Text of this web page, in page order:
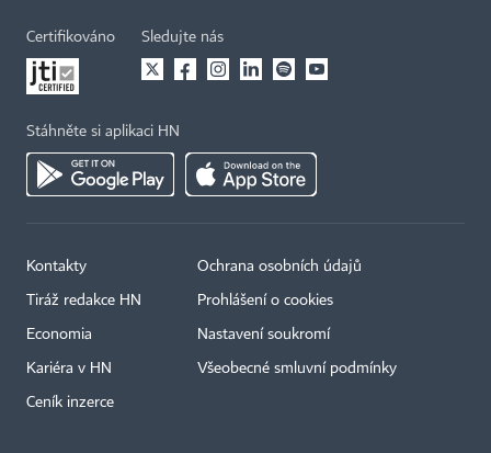
Certifikováno Sledujte nás
Stáhněte si aplikaci HN
Kontakty
Tiráž redakce HN
Economia
Kariéra v HN
Ceník inzerce
Ochrana osobních údajů
Prohlášení o cookies
Nastavení soukromí
Všeobecné smluvní podmínky